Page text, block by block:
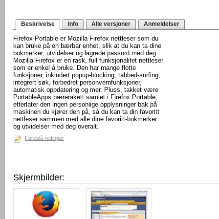
Beskrivelse Info Alle versjoner Anmeldelser
Firefox Portable er Mozilla Firefox nettleser som du
kan bruke på en bærbar enhet, slik at du kan ta dine
bokmerker, utvidelser og lagrede passord med deg.
Mozilla Firefox er en rask, full funksjonalitet nettleser
som er enkel å bruke. Den har mange flotte
funksjoner, inkludert popup-blocking, tabbed-surfing,
integrert søk, forbedret personvernfunksjoner,
automatisk oppdatering og mer. Pluss, takket være
PortableApps bærerakett samlet i Firefox Portable,
etterlater den ingen personlige opplysninger bak på
maskinen du kjører den på, så du kan ta din favoritt
nettleser sammen med alle dine favoritt-bokmerker
og utvidelser med deg overalt.
Foreslå rettinger
Skjermbilder: